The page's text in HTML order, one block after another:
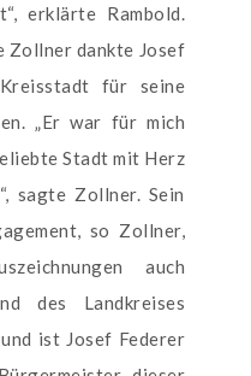
erklärte Rambold.
Zollner dankte Josef
für seine
„Er war für mich
Stadt mit Herz
sagte Zollner. Sein
so Zollner,
auch
des Landkreises
ist Josef Federer